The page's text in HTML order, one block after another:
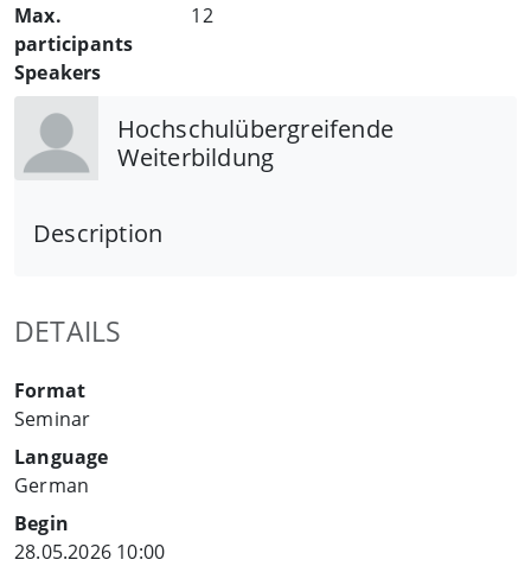
Max.
participants
12
Speakers
Hochschulübergreifende
Weiterbildung
Description
DETAILS
Format
Seminar
Language
German
Begin
28.05.2026 10:00